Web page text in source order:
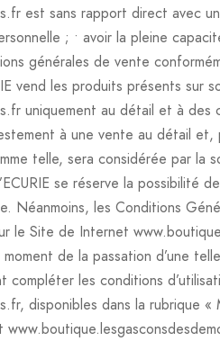
est sans rapport direct avec
; • avoir la pleine
générales de vente
vend les produits présents sur
uniquement au détail et à des
à une vente au détail
telle, sera considérée par la
se réserve la possibilité
Néanmoins, les Conditions
le Site de Internet
de la passation d’une
les conditions
disponibles dans la rubrique